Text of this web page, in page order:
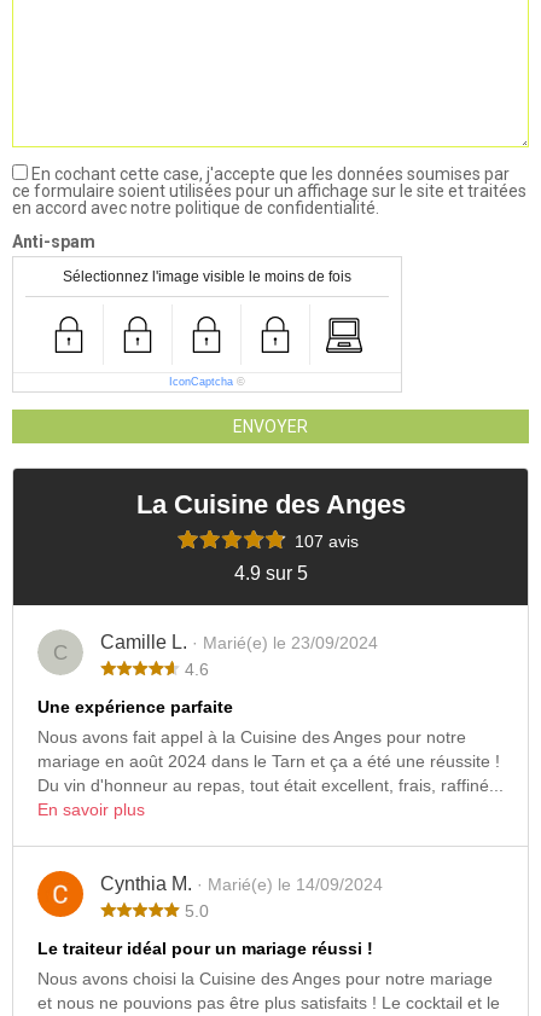
En cochant cette case, j'accepte que les données soumises par
ce formulaire soient utilisées pour un affichage sur le site et traitées
en accord avec notre politique de confidentialité.
Anti-spam
Sélectionnez l'image visible le moins de fois
IconCaptcha ©
ENVOYER
La Cuisine des Anges
107 avis
4.9 sur 5
C Camille L. · Marié(e) le 23/09/2024
4.6
Une expérience parfaite
Nous avons fait appel à la Cuisine des Anges pour notre
mariage en août 2024 dans le Tarn et ça a été une réussite !
Du vin d'honneur au repas, tout était excellent, frais, raffiné...
En savoir plus
Cynthia M. · Marié(e) le 14/09/2024
5.0
Le traiteur idéal pour un mariage réussi !
Nous avons choisi la Cuisine des Anges pour notre mariage
et nous ne pouvions pas être plus satisfaits ! Le cocktail et le